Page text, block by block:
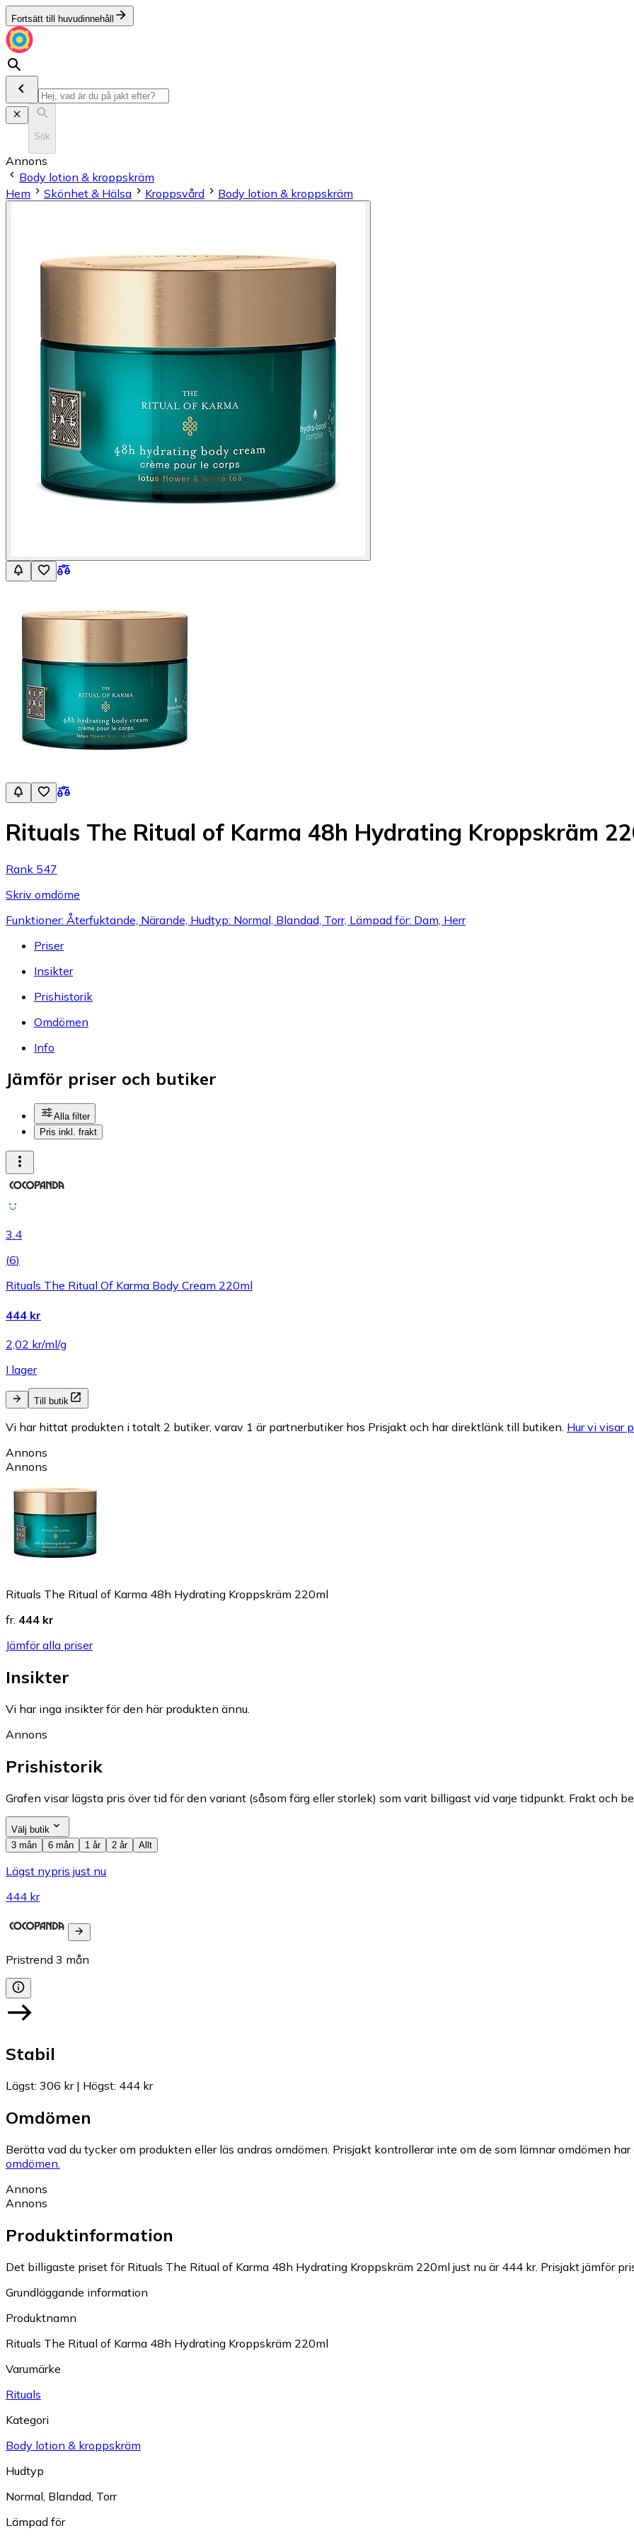
Fortsätt till huvudinnehåll
Sök
Annons
Body lotion & kroppskräm
Hem
Skönhet & Hälsa Kroppsvård Body lotion & kroppskräm
Rituals The Ritual of Karma 48h Hydrating Kroppskräm
Rank 547
Skriv omdöme
Funktioner: Återfuktande, Närande, Hudtyp: Normal, Blandad, Torr, Lämpad för: Dam, Herr
Priser
Insikter
Prishistorik
Omdömen
Info
Jämför priser och butiker
Alla filter
Pris inkl. frakt
3.4
(6)
Rituals The Ritual Of Karma Body Cream 220ml
444 kr
2,02 kr/ml/g
I lager
Till butik
Vi har hittat produkten i totalt 2 butiker, varav 1 är partnerbutiker hos Prisjakt och har direktlänk till butiken. Hur vi visar
Annons
Annons
Rituals The Ritual of Karma 48h Hydrating Kroppskräm 220ml
fr. 444 kr
Jämför alla priser
Insikter
Vi har inga insikter för den här produkten ännu.
Annons
Prishistorik
Grafen visar lägsta pris över tid för den variant (såsom färg eller storlek) som varit billigast vid varje tidpunkt. Frakt och
Välj butik
3 mån
6 mån 1 år 2 år Allt
Lägst nypris just nu
444 kr
Pristrend 3 mån
Stabil
Lägst: 306 kr| Högst: 444 kr
Omdömen
Berätta vad du tycker om produkten eller läs andras omdömen. Prisjakt kontrollerar inte om de som lämnar omdömen
omdömen.
Annons
Annons
Produktinformation
Det billigaste priset för Rituals The Ritual of Karma 48h Hydrating Kroppskräm 220ml just nu är 444 kr. Prisjakt jämför
Grundläggande information
Produktnamn
Rituals The Ritual of Karma 48h Hydrating Kroppskräm 220ml
Varumärke
Rituals
Kategori
Body lotion & kroppskräm
Hudtyp
Normal Blandad Torr
Lämpad för